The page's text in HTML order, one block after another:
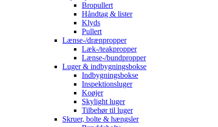
Bropullert
Håndtag & lister
Klyds
Pullert
Lænse-/drænpropper
Læk-/teakpropper
Lænse-/bundpropper
Luger & indbygningsbokse
Indbygningsbokse
Inspektionsluger
Koøjer
Skylight luger
Tilbehør til luger
Skruer, bolte & hængsler